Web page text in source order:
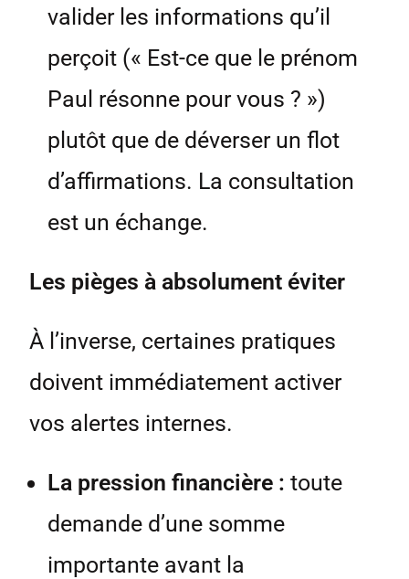
valider les informations qu’il
perçoit (« Est-ce que le prénom
Paul résonne pour vous ? »)
plutôt que de déverser un flot
d’affirmations. La consultation
est un échange.
Les pièges à absolument éviter
À l’inverse, certaines pratiques
doivent immédiatement activer
vos alertes internes.
La pression financière : toute
demande d’une somme
importante avant la